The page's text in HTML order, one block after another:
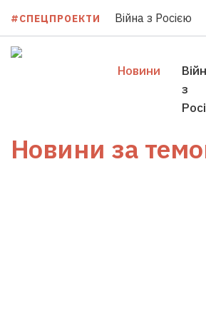
#СПЕЦПРОЕКТИ Війна з Росією
Новини
з
Новини за